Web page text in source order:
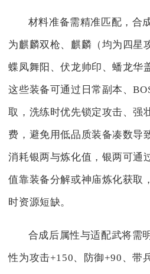
材料准备需精准匹配，合
为麒麟双枪、麒麟（均为四星
蝶凤舞阳、伏龙帅印、蟠龙华
这些装备可通过日常副本、
取，洗练时优先锁定攻击、强
费，避免用低品质装备凑数导
消耗银两与炼化值，银两可通
值靠装备分解或神庙炼化获取
时资源短缺。
合成后属性与适配武将需
性为攻击+150、防御+90、带